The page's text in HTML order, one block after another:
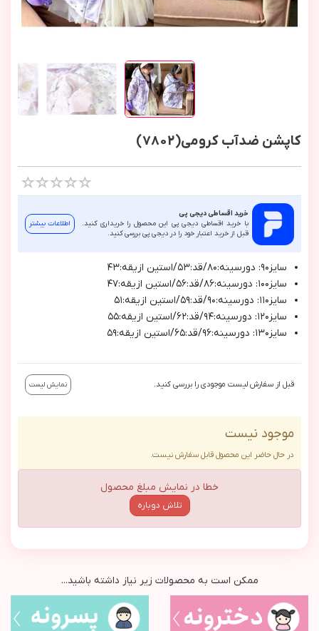
کاپشن ضدآب کرومی(7802)
خرید اقساطی دیجی پی
با خرید اقساطی دیجی پی این محصول را خریداری کنید.
قبل از خرید اعتبار خود را در دیجی پی بررسی کنید.
اطلاعات بیشتر
سايز٩٠: دورسينه:٨٠/قد:٥٣/استين ازيقه:٤٣
سايز١٠٠: دورسينه:٨٦/قد:٥٦/استين ازيقه:٤٧
سايز١١٠: دورسينه:٩٠/قد:٥٩/استين ازيقه:٥١
سايز١٢٠: دورسينه:٩٤/قد:٦٢/استين ازيقه:٥٥
سايز١٣٠: دورسينه:٩٦/قد:٦٥/استين ازيقه:٥٩
قبل از سفارش لیست موجودی را بررسی کنید. نمایش لیست
موجود نیست
در حال حاضر این محصول قابل سفارش نیست.
خطا در نمایش مبلغ محصول
تلاش دوباره
ممکن است به محصولات زیر نیاز داشته باشید...